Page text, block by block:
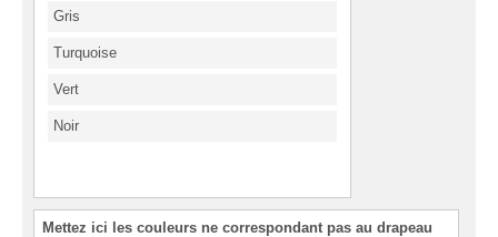
Gris
Turquoise
Vert
Noir
Mettez ici les couleurs ne correspondant pas au drapeau